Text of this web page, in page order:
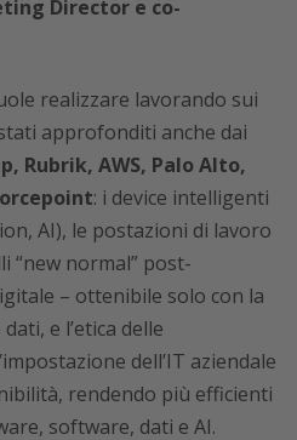
Director e co-
realizzare lavorando sui
approfonditi anche dai
Rubrik, AWS, Palo Alto,
: i device intelligenti
AI), le postazioni di lavoro
“new normal” post-
– ottenibile solo con la
e l’etica delle
dell’IT aziendale
rendendo più efficienti
software, dati e AI.